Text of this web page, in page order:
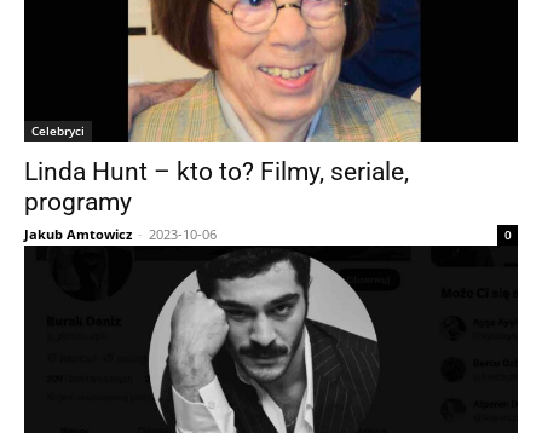
Celebryci
Linda Hunt – kto to? Filmy, seriale,
programy
Jakub Amtowicz - 2023-10-06 0